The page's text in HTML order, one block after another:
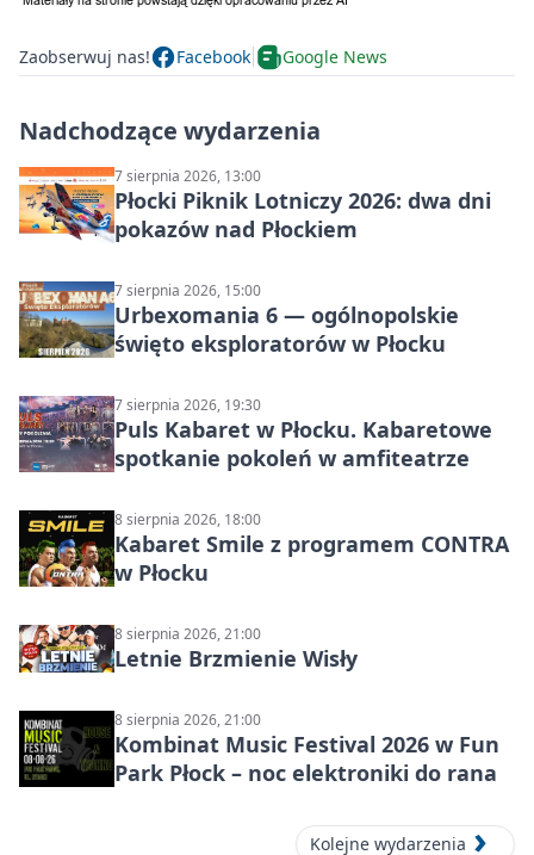
Zaobserwuj nas! Facebook Google News
Nadchodzące wydarzenia
7 sierpnia 2026, 13:00
Płocki Piknik Lotniczy 2026: dwa dni
pokazów nad Płockiem
7 sierpnia 2026, 15:00
Urbexomania 6 — ogólnopolskie
święto eksploratorów w Płocku
7 sierpnia 2026, 19:30
Puls Kabaret w Płocku. Kabaretowe
spotkanie pokoleń w amfiteatrze
8 sierpnia 2026, 18:00
Kabaret Smile z programem CONTRA
w Płocku
8 sierpnia 2026, 21:00
Letnie Brzmienie Wisły
8 sierpnia 2026, 21:00
Kombinat Music Festival 2026 w Fun
Park Płock – noc elektroniki do rana
Kolejne wydarzenia